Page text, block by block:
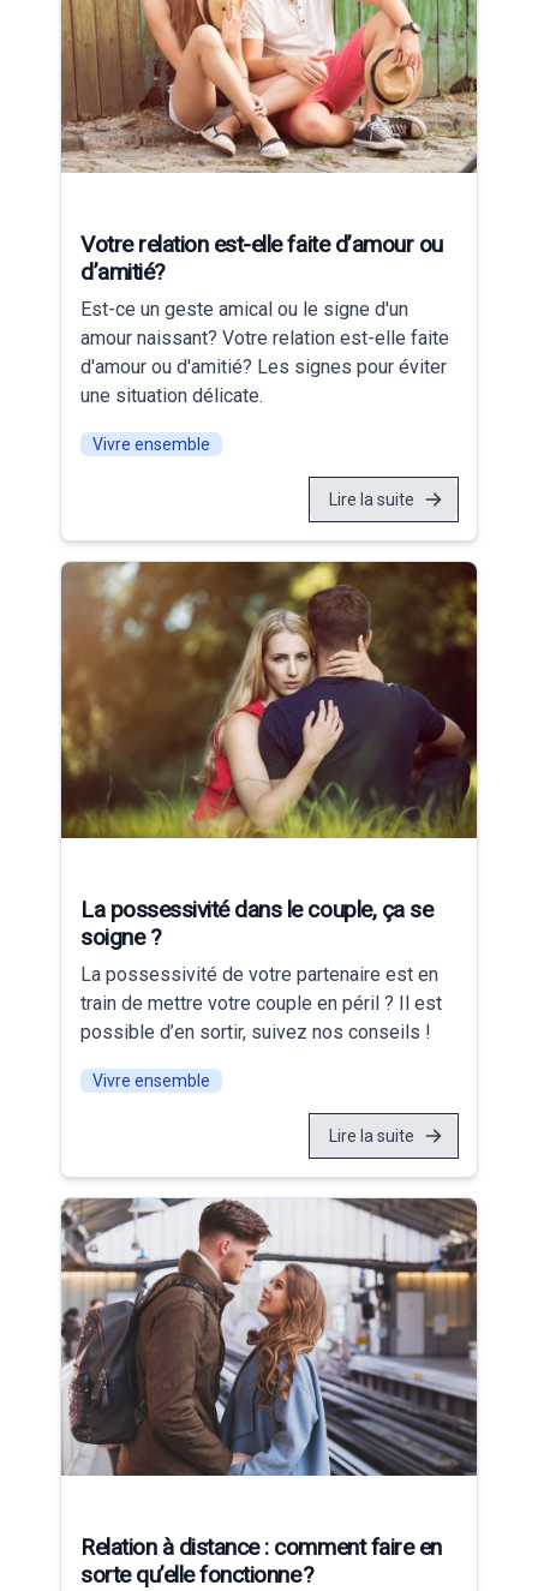
Votre relation est-elle faite d’amour ou
d’amitié?
Est-ce un geste amical ou le signe d'un
amour naissant? Votre relation est-elle faite
d'amour ou d'amitié? Les signes pour éviter
une situation délicate.
Vivre ensemble
Lire la suite
La possessivité dans le couple, ça se
soigne ?
La possessivité de votre partenaire est en
train de mettre votre couple en péril ? Il est
possible d’en sortir, suivez nos conseils !
Vivre ensemble
Lire la suite
Relation à distance : comment faire en
sorte qu’elle fonctionne ?